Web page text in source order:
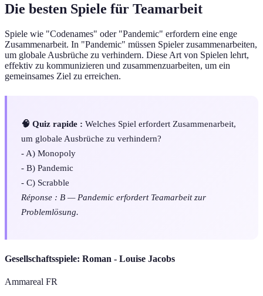
Die besten Spiele für Teamarbeit
Spiele wie "Codenames" oder "Pandemic" erfordern eine enge
Zusammenarbeit. In "Pandemic" müssen Spieler zusammenarbeiten,
um globale Ausbrüche zu verhindern. Diese Art von Spielen lehrt,
effektiv zu kommunizieren und zusammenzuarbeiten, um ein
gemeinsames Ziel zu erreichen.
🧠 Quiz rapide : Welches Spiel erfordert Zusammenarbeit,
um globale Ausbrüche zu verhindern?
- A) Monopoly
- B) Pandemic
- C) Scrabble
Réponse : B — Pandemic erfordert Teamarbeit zur
Problemlösung.
Gesellschaftsspiele: Roman - Louise Jacobs
Ammareal FR